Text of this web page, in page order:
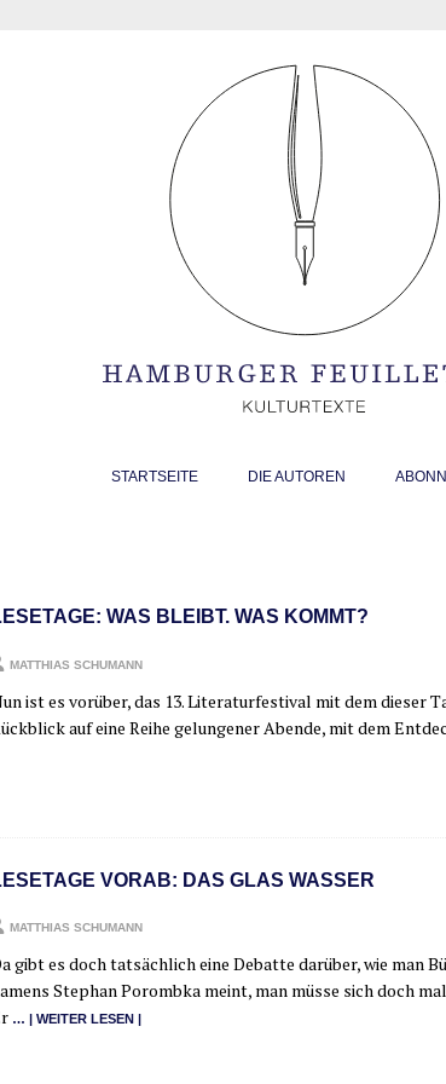
STARTSEITE DIE AUTOREN
WAS BLEIBT. WAS KOMMT?
MATTHIAS SCHUMANN
ist es vor­über, das 13. Lite­ra­tur­fes­ti­val mit dem die­ser
auf eine Rei­he gelun­ge­ner Aben­de, mit dem
VORAB: DAS GLAS WASSER
MATTHIAS SCHUMANN
gibt es doch tat­säch­lich eine Debat­te dar­über, wie
Ste­phan Porombka meint, man müs­se sich doch
… | WEI­TER LESEN |